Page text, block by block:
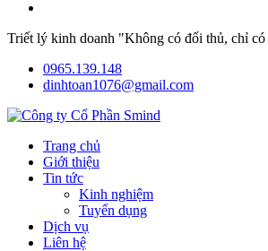
Triết lý kinh doanh "Không có đối thủ, chỉ có
0965.139.148
dinhtoan1076@gmail.com
Trang chủ
Giới thiệu
Tin tức
Kinh nghiệm
Tuyển dụng
Dịch vụ
Liên hệ